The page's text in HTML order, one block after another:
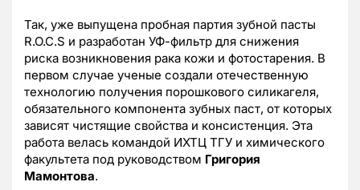
Так, уже выпущена пробная партия зубной пасты
R.O.C.S и разработан УФ-фильтр для снижения
риска возникновения рака кожи и фотостарения. В
первом случае ученые создали отечественную
технологию получения порошкового силикагеля,
обязательного компонента зубных паст, от которых
зависят чистящие свойства и консистенция. Эта
работа велась командой ИХТЦ ТГУ и химического
факультета под руководством Григория
Мамонтова.